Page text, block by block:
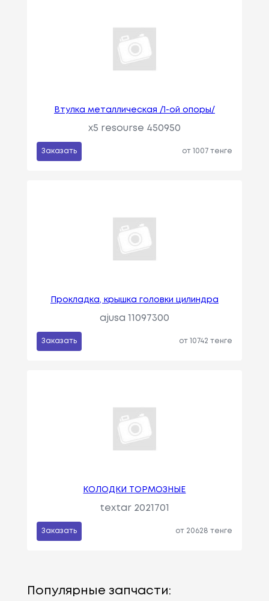
Втулка металлическая /1-ой опоры/
x5 resourse 450950
Заказать от 1007 тенге
Прокладка, крышка головки цилиндра
ajusa 11097300
Заказать от 10742 тенге
КОЛОДКИ ТОРМОЗНЫЕ
textar 2021701
Заказать от 20628 тенге
Популярные запчасти: